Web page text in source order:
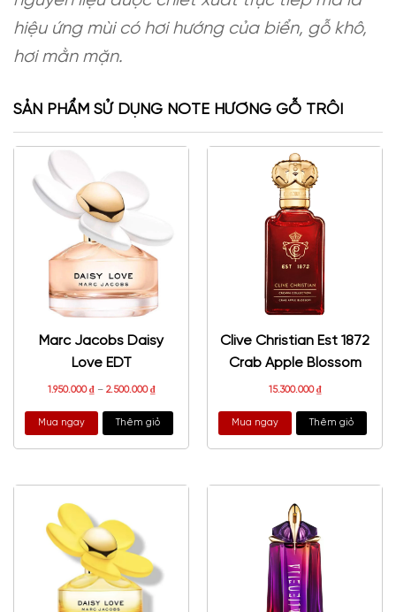
hiệu ứng mùi có hơi hướng của biển, gỗ khô,
hơi mằn mặn.
SẢN PHẨM SỬ DỤNG NOTE HƯƠNG GỖ TRÔI
Marc Jacobs Daisy
Love EDT
1.950.000₫– 2.500.000₫
Mua ngay Thêm giỏ
Clive Christian Est 1872
Crab Apple Blossom
15.300.000₫
Mua ngay Thêm giỏ